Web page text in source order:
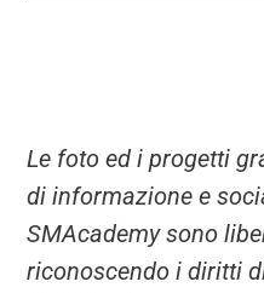
Le foto ed i progetti
di informazione e
SMAcademy sono
riconoscendo i diritti